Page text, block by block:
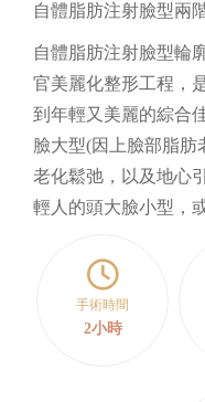
自體脂肪注射臉型兩
自體脂肪注射臉型輪
官美麗化整形工程，
到年輕又美麗的綜合
臉大型(因上臉部脂
老化鬆弛，以及地心
輕人的頭大臉小型，
手術時間
2小時